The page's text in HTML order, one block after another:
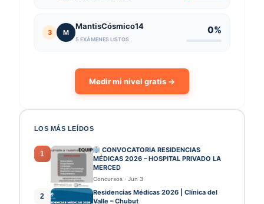
3 M
MantisCósmico14
5 EXÁMENES LISTOS
0%
Medir mi nivel gratis →
LOS MÁS LEÍDOS
1
CONVOCATORIA RESIDENCIAS
MÉDICAS 2026 – HOSPITAL PRIVADO LA
MERCED
Concursos · Jun 3
2
Residencias Médicas 2026 | Clínica del
Valle – Chubut